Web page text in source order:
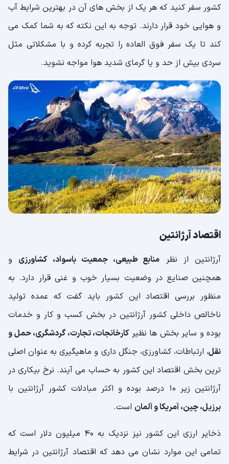
کشور سفر کنید که هر یک از بخش های آن در بهترین شرایط آب
و هوایی خود قرار دارند. توجه به این نکته که به شما کمک می
کند تا یک سفر فوق العاده را تجربه کرده و با مشکلاتی مثل
سردی بیش از حد و یا گرمای شدید هوا مواجه نشوید.
اقتصاد آرژانتین
آرژانتین از نظر منابع طبیعی، جمعیت باسواد، کشاورزی و
همچنین صنایع در وضعیت بسیار خوب و غنی قرار دارد. به
منظور بررسی اقتصاد این کشور باید گفت که عمده تولید
ناخالص داخلی کشور آرژانتین در بخش کسب و کار و خدمات
بوده و سایر بخش ها نظیرکارخانجات، تجارت، گردشگری، حمل و
نقل، ارتباطات، کشاورزی، جنگل داری و ماهیگیری به عنوان اصلی
ترین بخش اقتصاد این کشور به حساب می آیند. نرخ بیکاری در
آرژانتین زیر ۱۰ درصد بوده و اکثر مبادلات کشور آرژانتین با
برزیل، چین، آمریکا و آلمان است.
ذخایر ارزی این کشور نیز نزدیک به ۴۰ میلیون دلار است که
تمامی این موارد نشان می دهد که اقتصاد آرژانتین در شرایط